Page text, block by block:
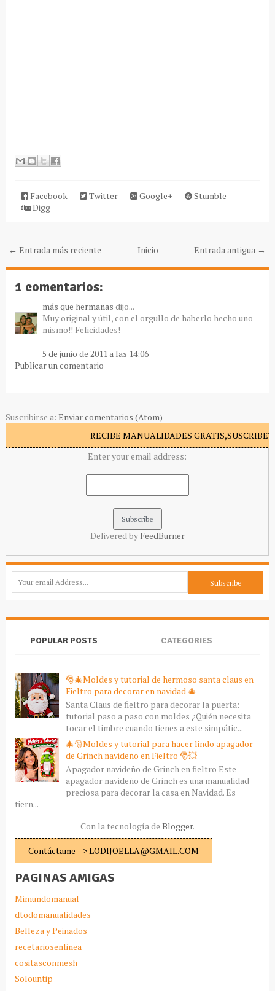
Facebook Twitter Google+
Stumble
Digg
← Entrada más reciente Entrada antigua →
Inicio
1 comentarios:
más que hermanas dijo...
Muy original y útil, con el orgullo de haberlo hecho uno
mismo!! Felicidades!
5 de junio de 2011 a las 14:06
Publicar un comentario
Suscribirse a: Enviar comentarios (Atom)
RECIBE MANUALIDADES
Enter your email address:
Delivered by FeedBurner
POPULAR POSTS CATEGORIES
🎅🎄Moldes y tutorial de hermoso santa claus en
Fieltro para decorar en navidad 🎄
Santa Claus de fieltro para decorar la puerta:
tutorial paso a paso con moldes ¿Quién necesita
tocar el timbre cuando tienes a este simpátic...
🎄🎅Moldes y tutorial para hacer lindo apagador
de Grinch navideño en Fieltro 🎅💥
Apagador navideño de Grinch en fieltro Este
apagador navideño de Grinch es una manualidad
preciosa para decorar la casa en Navidad. Es
tiern...
Con la tecnología de Blogger.
Contáctame--> LODIJOELLA@GMAIL.COM
PAGINAS AMIGAS
Mimundomanual
dtodomanualidades
Belleza y Peinados
recetariosenlinea
cositasconmesh
Solountip